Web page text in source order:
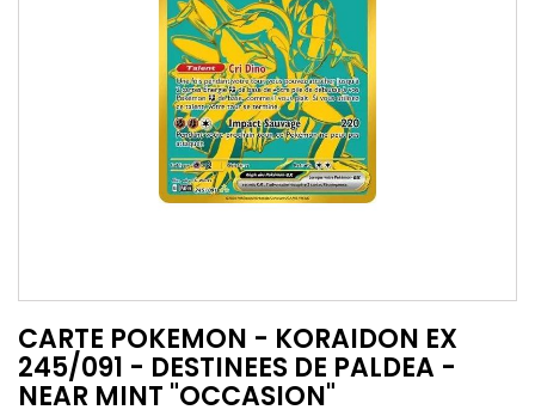
CARTE POKEMON - KORAIDON EX
245/091 - DESTINEES DE PALDEA -
NEAR MINT "OCCASION"